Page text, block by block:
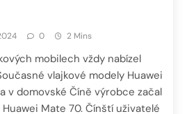
0 2 Mins
mobilech vždy nabízel
vlajkové modely Huawei
v domovské Číně výrobce začal
Mate 70. Čínští uživatelé